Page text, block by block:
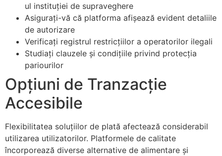
ul instituției de supraveghere
Asigurați-vă că platforma afișează evident detaliile
de autorizare
Verificați registrul restricțiilor a operatorilor ilegali
Studiați clauzele și condițiile privind protecția
pariourilor
Opțiuni de Tranzacție
Accesibile
Flexibilitatea soluțiilor de plată afectează considerabil
utilizarea utilizatorilor. Platformele de calitate
încorporează diverse alternative de alimentare și